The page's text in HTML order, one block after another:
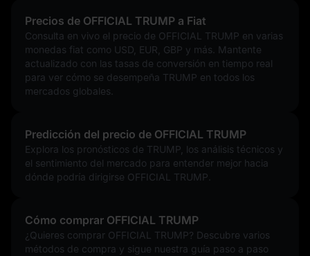
Precios de OFFICIAL TRUMP a Fiat
Consulta en vivo el precio de OFFICIAL TRUMP en varias
monedas fiat como USD, EUR, GBP y más. Mantente
actualizado con las tasas de conversión en tiempo real
para ver cómo se desempeña TRUMP en todos los
mercados globales.
Predicción del precio de OFFICIAL TRUMP
Explora los pronósticos de TRUMP, los análisis técnicos y
el sentimiento del mercado para entender mejor hacia
dónde podría dirigirse OFFICIAL TRUMP.
Cómo comprar OFFICIAL TRUMP
¿Quieres comprar OFFICIAL TRUMP? Descubre varios
métodos de compra y sigue nuestra guía paso a paso